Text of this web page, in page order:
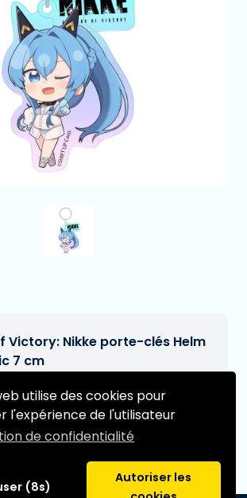
utilise des cookies pour
l'expérience de l'utilisateur
de confidentialité
(8s)
Autoriser les
Victory: Nikke porte-clés Helm
7 cm
réserve de modifications]
prévue: